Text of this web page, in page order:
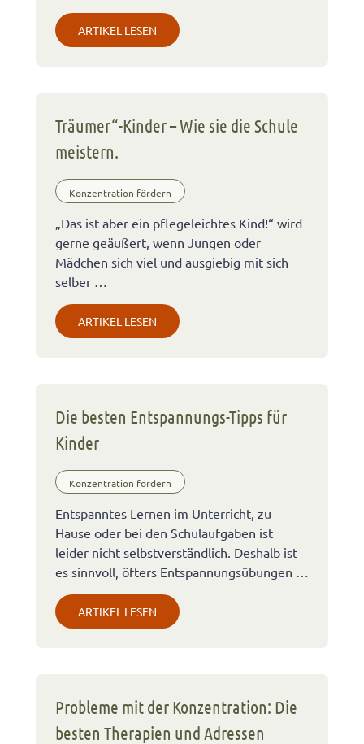
ARTIKEL LESEN
Träumer“-Kinder – Wie sie die Schule
meistern.
Konzentration fördern
„Das ist aber ein pflegeleichtes Kind!“ wird
gerne geäußert, wenn Jungen oder
Mädchen sich viel und ausgiebig mit sich
selber …
ARTIKEL LESEN
Die besten Entspannungs-Tipps für
Kinder
Konzentration fördern
Entspanntes Lernen im Unterricht, zu
Hause oder bei den Schulaufgaben ist
leider nicht selbstverständlich. Deshalb ist
es sinnvoll, öfters Entspannungsübungen …
ARTIKEL LESEN
Probleme mit der Konzentration: Die
besten Therapien und Adressen